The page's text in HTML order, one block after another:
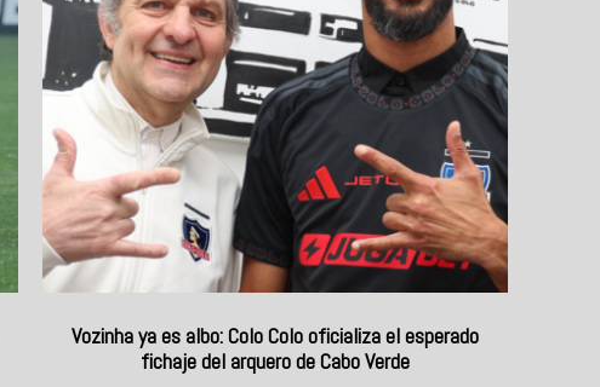
Vozinha ya es albo: Colo Colo oficializa el esperado
fichaje del arquero de Cabo Verde